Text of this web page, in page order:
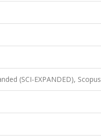
(SCI-EXPANDED), Scopus